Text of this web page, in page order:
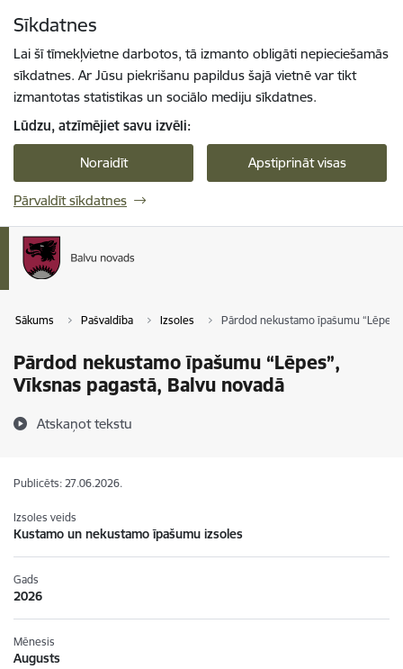
Sīkdatnes
Lai šī tīmekļvietne darbotos, tā izmanto obligāti nepieciešamās
sīkdatnes. Ar Jūsu piekrišanu papildus šajā vietnē var tikt
izmantotas statistikas un sociālo mediju sīkdatnes.
Lūdzu, atzīmējiet savu izvēli:
Noraidīt Apstiprināt visas
Pārvaldīt sīkdatnes
Sākums Pašvaldība Izsoles Pārdod nekustamo īpašumu
Pārdod nekustamo īpašumu “Lēpes”,
Vīksnas pagastā, Balvu novadā
Atskaņot tekstu
Publicēts: 27.06.2026.
Izsoles veids
Kustamo un nekustamo īpašumu izsoles
Gads
2026
Mēnesis
Augusts